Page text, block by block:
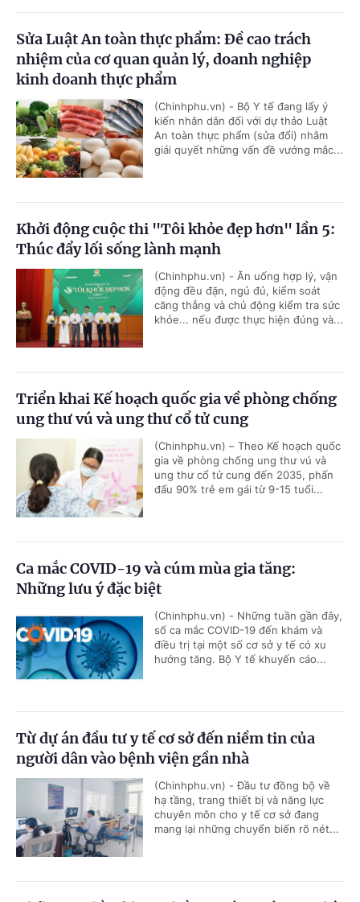
Sửa Luật An toàn thực phẩm: Đề cao trách
nhiệm của cơ quan quản lý, doanh nghiệp
kinh doanh thực phẩm
(Chinhphu.vn) - Bộ Y tế đang lấy ý
kiến nhân dân đối với dự thảo Luật
An toàn thực phẩm (sửa đổi) nhằm
giải quyết những vấn đề vướng mắc...
Khởi động cuộc thi "Tôi khỏe đẹp hơn" lần 5:
Thúc đẩy lối sống lành mạnh
(Chinhphu.vn) - Ăn uống hợp lý, vận
động đều đặn, ngủ đủ, kiểm soát
căng thẳng và chủ động kiểm tra sức
khỏe... nếu được thực hiện đúng và...
Triển khai Kế hoạch quốc gia về phòng chống
ung thư vú và ung thư cổ tử cung
(Chinhphu.vn) – Theo Kế hoạch quốc
gia về phòng chống ung thư vú và
ung thư cổ tử cung đến 2035, phấn
đấu 90% trẻ em gái từ 9-15 tuổi...
Ca mắc COVID-19 và cúm mùa gia tăng:
Những lưu ý đặc biệt
(Chinhphu.vn) - Những tuần gần đây,
số ca mắc COVID-19 đến khám và
điều trị tại một số cơ sở y tế có xu
hướng tăng. Bộ Y tế khuyến cáo...
Từ dự án đầu tư y tế cơ sở đến niềm tin của
người dân vào bệnh viện gần nhà
(Chinhphu.vn) - Đầu tư đồng bộ về
hạ tầng, trang thiết bị và năng lực
chuyên môn cho y tế cơ sở đang
mang lại những chuyển biến rõ nét...